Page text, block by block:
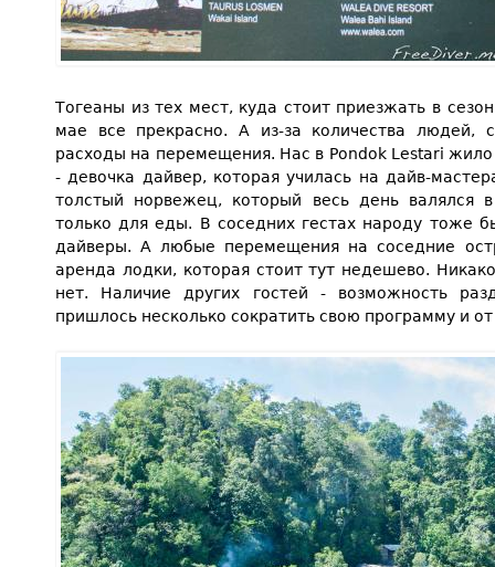
Тогеаны из тех мест, куда стоит приезжать в
мае все прекрасно. А из-за количества людей,
расходы на перемещения. Нас в Pondok Lestari жило
- девочка дайвер, которая училась на дайв-
толстый норвежец, который весь день валялся
только для еды. В соседних гестах народу тоже
дайверы. А любые перемещения на соседние
аренда лодки, которая стоит тут недешево.
нет. Наличие других гостей - возможность
пришлось несколько сократить свою программу и